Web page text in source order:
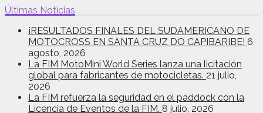
Últimas Noticias
¡RESULTADOS FINALES DEL SUDAMERICANO DE
MOTOCROSS EN SANTA CRUZ DO CAPIBARIBE! 6
agosto, 2026
La FIM MotoMini World Series lanza una licitación
global para fabricantes de motocicletas. 21 julio,
2026
La FIM refuerza la seguridad en el paddock con la
Licencia de Eventos de la FIM. 8 julio, 2026